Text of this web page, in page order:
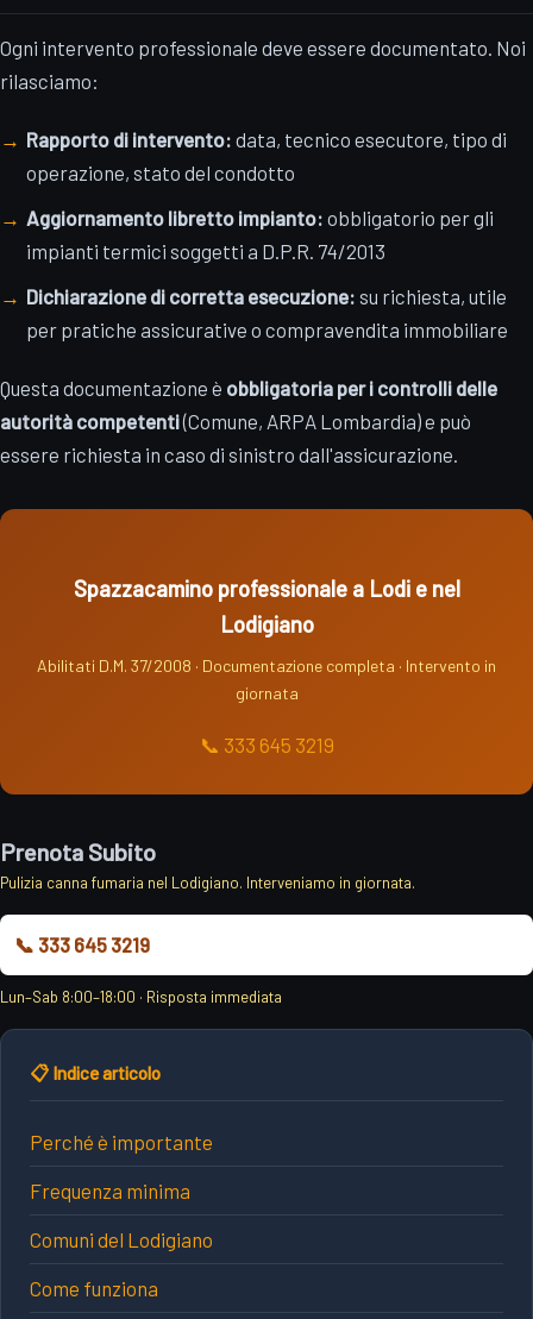
Ogni intervento professionale deve essere documentato. Noi
rilasciamo:
Rapporto di intervento: data, tecnico esecutore, tipo di
operazione, stato del condotto
Aggiornamento libretto impianto: obbligatorio per gli
impianti termici soggetti a D.P.R. 74/2013
Dichiarazione di corretta esecuzione: su richiesta, utile
per pratiche assicurative o compravendita immobiliare
Questa documentazione è obbligatoria per i controlli delle
autorità competenti(Comune, ARPA Lombardia) e può
essere richiesta in caso di sinistro dall'assicurazione.
Spazzacamino professionale a Lodi e nel
Lodigiano
Abilitati D.M. 37/2008 · Documentazione completa · Intervento in
giornata
📞 333 645 3219
Prenota Subito
Pulizia canna fumaria nel Lodigiano. Interveniamo in giornata.
📞 333 645 3219
Lun–Sab 8:00–18:00 · Risposta immediata
📋 Indice articolo
Perché è importante
Frequenza minima
Comuni del Lodigiano
Come funziona